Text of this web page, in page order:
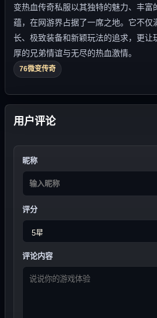
变热血传奇私服以其独特的魅力、丰富
蕴，在网游界占据了一席之地。它不仅
长、极致装备和新颖玩法的追求，更让
厚的兄弟情谊与无尽的热血激情。
76微变传奇
用户评论
昵称
评分
评论内容